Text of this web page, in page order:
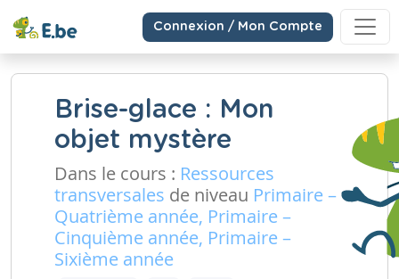
Connexion / Mon Compte
Brise-glace : Mon
objet mystère
Dans le cours : Ressources
transversales de niveau Primaire –
Quatrième année, Primaire –
Cinquième année, Primaire –
Sixième année